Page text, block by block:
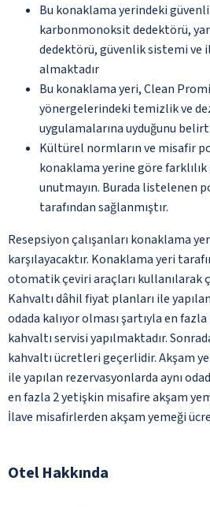
Bu konaklama yerindeki
karbonmonoksit dedektörü,
dedektörü, güvenlik sistemi ve
almaktadır
Bu konaklama yeri, Clean
yönergelerindeki temizlik ve
uygulamalarına uyduğunu
Kültürel normların ve misafir
konaklama yerine göre
unutmayın. Burada listelenen
tarafından sağlanmıştır.
Resepsiyon çalışanları konaklama
karşılayacaktır. Konaklama yeri
otomatik çeviri araçları kullanılarak
Kahvaltı dâhil fiyat planları ile
odada kalıyor olması şartıyla en
kahvaltı servisi yapılmaktadır.
kahvaltı ücretleri geçerlidir. Akşam
ile yapılan rezervasyonlarda aynı
en fazla 2 yetişkin misafire akşam
İlave misafirlerden akşam yemeği
Otel Hakkında